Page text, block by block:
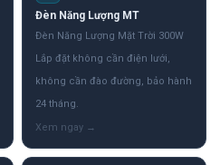
Đèn Năng Lượng MT
Đèn Năng Lượng Mặt Trời 300W
Lắp đặt không cần điện lưới,
không cần đào đường, bảo hành
24 tháng.